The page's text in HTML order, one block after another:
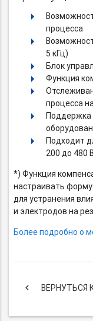
процесса
5 кГц)
Блок
Функция
процесса
Поддержка
Подходит
200 до 480
*) Функция
настраивать
для устранения
и электродов на
Более подробно о
keyboard_arrow_left ВЕРНУТЬСЯ